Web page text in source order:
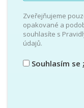
Zveřejňujeme
opakované a
souhlasíte s
údajů.
Souhlasím se